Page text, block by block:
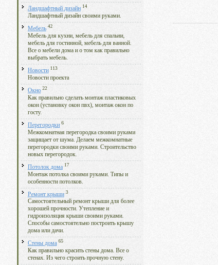
Ландшафтный дизайн 14
Ландшафтный дизайн своими руками.
Мебель 42
Мебель для кухни, мебель для спальни,
мебель для гостинной, мебель для ванной.
Все о мебели дома и о том как правильно
выбрать мебель.
Новости 113
Новости проекта
Окно 22
Как правильно сделать монтаж пластиковых
окон (установку окон пвх), монтаж окон по
госту.
Перегородки 6
Межкомнатная перегородка своими руками
защищает от шума. Делаем межкомнатные
перегородки своими руками. Строительство
новых перегородок.
Потолок дома 17
Монтаж потолка своими руками. Типы и
особенности потолков.
Ремонт крыши 3
Самостоятельный ремонт крыши для более
хорошей прочности. Утепление и
гидроизоляция крыши своими руками.
Способы самостоятельно построить крышу
дома или дачи.
Стены дома 65
Как правильно красить стены дома. Все о
стенах. Из чего строить прочную стену.